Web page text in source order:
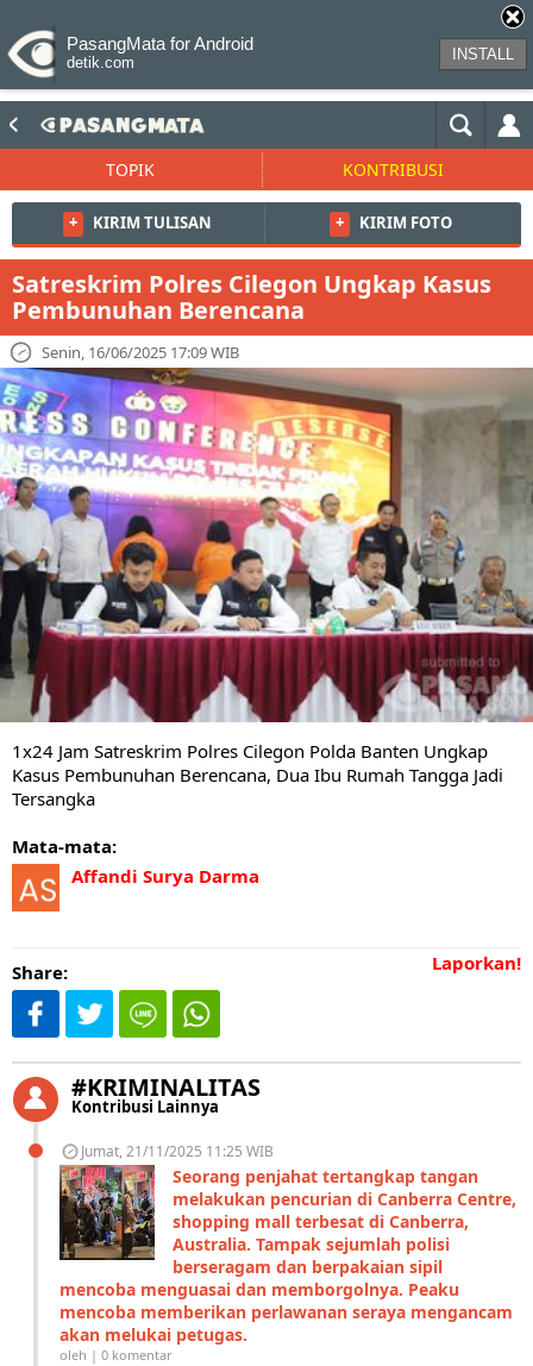
PasangMata for Android
detik.com INSTALL
TOPIK KONTRIBUSI
+ KIRIM TULISAN + KIRIM FOTO
Satreskrim Polres Cilegon Ungkap Kasus
Pembunuhan Berencana
Senin, 16/06/2025 17:09 WIB
1x24 Jam Satreskrim Polres Cilegon Polda Banten Ungkap
Kasus Pembunuhan Berencana, Dua Ibu Rumah Tangga Jadi
Tersangka
Mata-mata:
Affandi Surya Darma
Laporkan!
Share:
#KRIMINALITAS
Kontribusi Lainnya
Jumat, 21/11/2025 11:25 WIB
Seorang penjahat tertangkap tangan
melakukan pencurian di Canberra Centre,
shopping mall terbesat di Canberra,
Australia. Tampak sejumlah polisi
berseragam dan berpakaian sipil
mencoba menguasai dan memborgolnya. Peaku
mencoba memberikan perlawanan seraya mengancam
akan melukai petugas.
oleh | 0 komentar